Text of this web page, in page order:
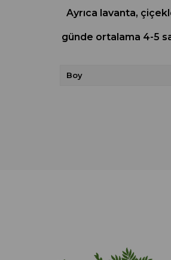
Ayrıca lavanta,
günde ortalama 4-5
Boy